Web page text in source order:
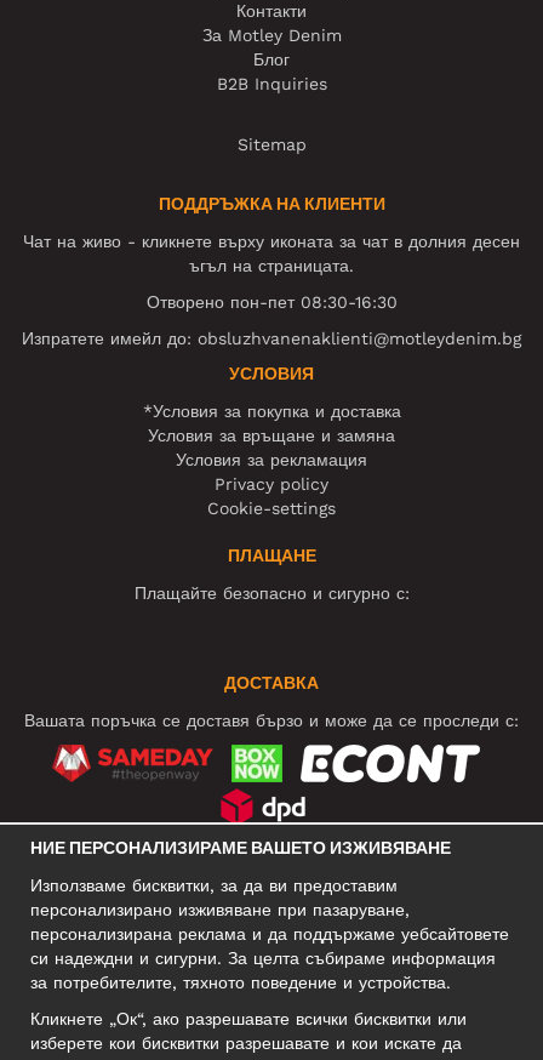
Контакти
За Motley Denim
Блог
B2B Inquiries
Sitemap
ПОДДРЪЖКА НА КЛИЕНТИ
Чат на живо - кликнете върху иконата за чат в долния десен
ъгъл на страницата.
Отворено пон-пет 08:30-16:30
Изпратете имейл до: obsluzhvanenaklienti@motleydenim.bg
УСЛОВИЯ
*Условия за покупка и доставка
Условия за връщане и замяна
Условия за рекламация
Privacy policy
Cookie-settings
ПЛАЩАНЕ
Плащайте безопасно и сигурно с:
ДОСТАВКА
Вашата поръчка се доставя бързо и може да се проследи с:
БИЗНЕС АДРЕС
Narva mnt 5, EE-10117 Tallinn
Reg: 12356245
НИЕ ПЕРСОНАЛИЗИРАМЕ ВАШЕТО ИЗЖИВЯВАНЕ
Използваме бисквитки, за да ви предоставим
персонализирано изживяване при пазаруване,
персонализирана реклама и да поддържаме уебсайтовете
си надеждни и сигурни. За целта събираме информация
за потребителите, тяхното поведение и устройства.
Кликнете „Ок“, ако разрешавате всички бисквитки или
изберете кои бисквитки разрешавате и кои искате да